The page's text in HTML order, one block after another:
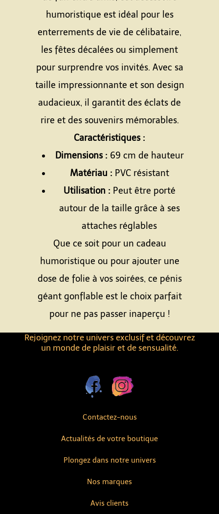
Contactez-nous
Actualités de votre boutique
Avis clients
Nos marques
Rejoignez notre univers exclusif et découvrez
un monde de plaisir et de sensualité.
Plongez dans notre univers
humoristique est idéal pour les
enterrements de vie de célibataire,
les fêtes décalées ou simplement
pour surprendre vos invités. Avec sa
taille impressionnante et son design
audacieux, il garantit des éclats de
rire et des souvenirs mémorables.
Caractéristiques :
Dimensions : 69 cm de hauteur
Matériau : PVC résistant
Utilisation : Peut être porté
autour de la taille grâce à ses
attaches réglables
Que ce soit pour un cadeau
humoristique ou pour ajouter une
dose de folie à vos soirées, ce pénis
géant gonflable est le choix parfait
pour ne pas passer inaperçu !